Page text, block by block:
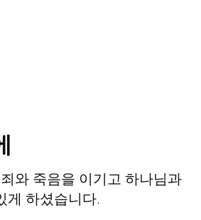
와 죽음을 이기고 하나님과
게 하셨습니다.